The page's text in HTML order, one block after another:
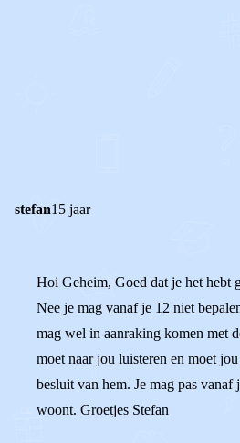
stefan15 jaar
Hoi Geheim, Goed dat je het hebt
Nee je mag vanaf je 12 niet
mag wel in aanraking komen met
moet naar jou luisteren en moet
besluit van hem. Je mag pas vanaf
woont. Groetjes Stefan